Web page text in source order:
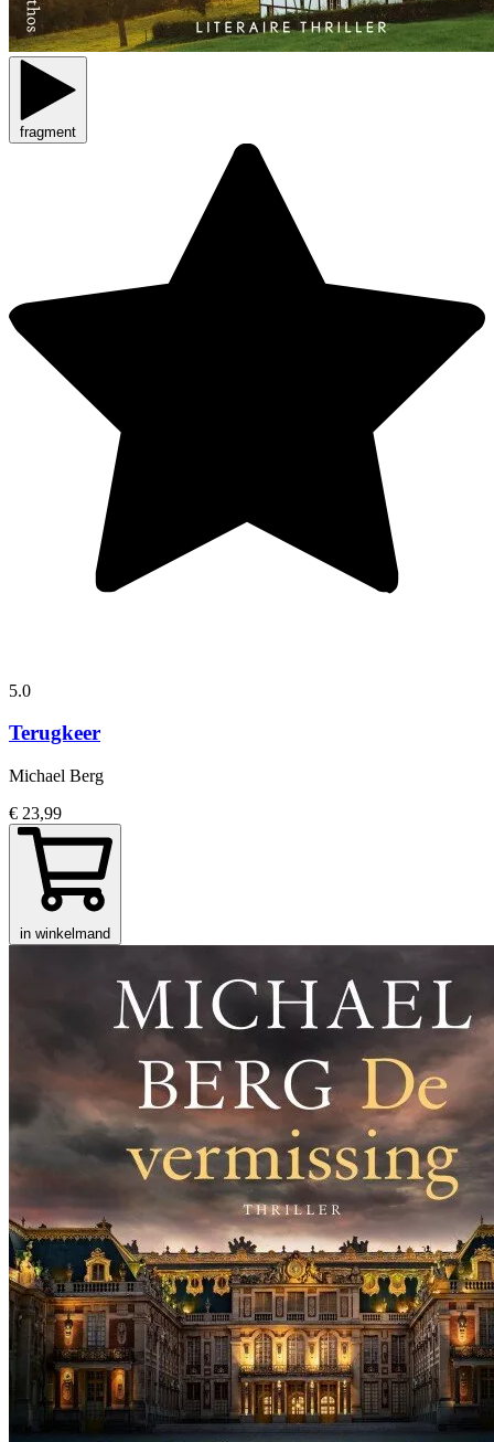
fragment
5.0
Terugkeer
Michael Berg
€ 23,99
in winkelmand